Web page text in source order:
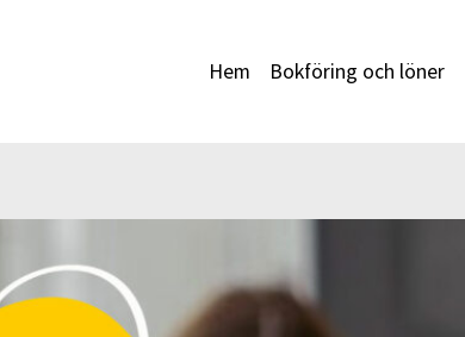
Hem Bokföring och löner